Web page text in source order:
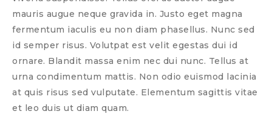
mauris augue neque gravida in. Justo eget magna
fermentum iaculis eu non diam phasellus. Nunc sed
id semper risus. Volutpat est velit egestas dui id
ornare. Blandit massa enim nec dui nunc. Tellus at
urna condimentum mattis. Non odio euismod lacinia
at quis risus sed vulputate. Elementum sagittis vitae
et leo duis ut diam quam.